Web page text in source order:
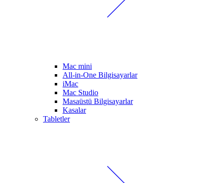
Mac mini
All-in-One Bilgisayarlar
iMac
Mac Studio
Masaüstü Bilgisayarlar
Kasalar
Tabletler